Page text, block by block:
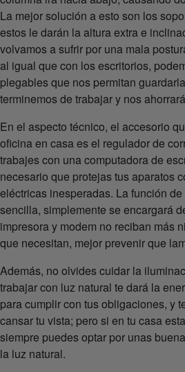
La mejor solución a esto son los
estos le darán la altura extra e
volvamos a sufrir por una mala
al igual que con los escritorios,
plegables que nos permitan
terminemos de trabajar y nos
En el aspecto técnico, el accesorio
oficina en casa es el regulador de
trabajes con una computadora de
necesario que protejas tus aparatos
eléctricas inesperadas. La función
sencilla, simplemente se encargará
impresora y modem no reciban más
que necesitan, mejor prevenir que
Además, no olvides cuidar la
trabajar con luz natural te dará la
para cumplir con tus obligaciones, y
cansar tu vista; pero si en tu casa
siempre puedes optar por unas
la luz natural.